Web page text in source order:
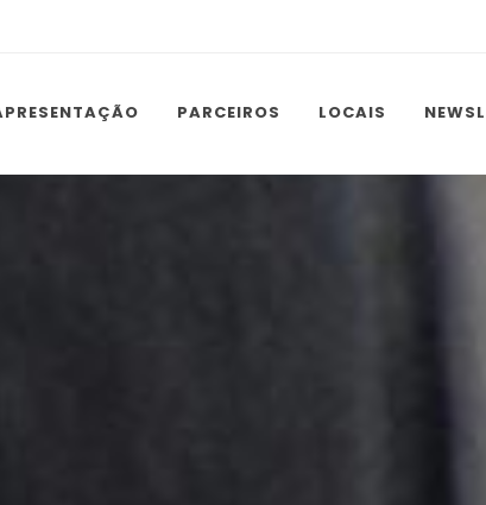
PARCEIROS LOCAIS